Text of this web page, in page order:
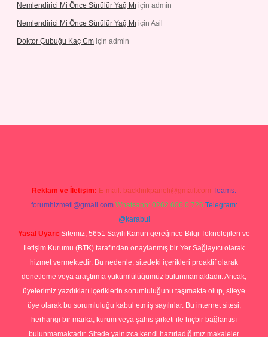
Nemlendirici Mi Önce Sürülür Yağ Mı için admin
Nemlendirici Mi Önce Sürülür Yağ Mı için Asil
Doktor Çubuğu Kaç Cm için admin
Reklam ve İletişim: E-mail: backlinkpaneli@gmail.com Teams:
forumhizmeti@gmail.com Whatsapp: 0262 606 0 726 Telegram:
@karabul
Yasal Uyarı: Sitemiz, 5651 Sayılı Kanun gereğince Bilgi Teknolojileri ve
İletişim Kurumu (BTK) tarafından onaylanmış bir Yer Sağlayıcı olarak
hizmet vermektedir. Bu nedenle, sitedeki içerikleri proaktif olarak
denetleme veya araştırma yükümlülüğümüz bulunmamaktadır. Ancak,
üyelerimiz yazdıkları içeriklerin sorumluluğunu taşımakta olup, siteye
üye olarak bu sorumluluğu kabul etmiş sayılırlar. Bu internet sitesi,
herhangi bir marka, kurum veya şahıs şirketi ile hiçbir bağlantısı
bulunmamaktadır. Sitede yalnızca kendi hazırladığımız makaleler